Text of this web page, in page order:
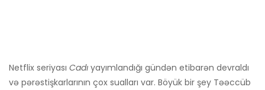
Netflix seriyası Cadı yayımlandığı gündən etibarən devraldı
və pərəstişkarlarının çox sualları var. Böyük bir şey Təəccüb